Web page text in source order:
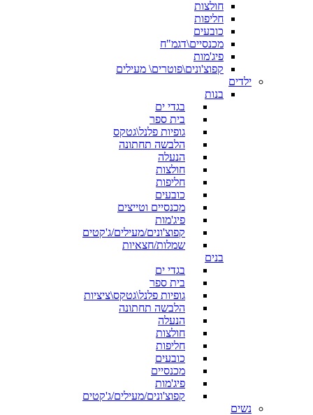
חולצות
חליפות
כובעים
מכנסיים\דגמ"ח
פיג'מות
קפוצ'ונים\פוטרים\ מעילים
ילדים
בנות
בגדי ים
בית ספר
גופיות פלנל\גטקס
הלבשה תחתונה
הנעלה
חולצות
חליפות
כובעים
מכנסיים וטייצים
פיג'מות
קפוצ'ונים/מעילים/ג'קטים
שמלות/חצאיות
בנים
בגדי ים
בית ספר
גופיות פלנל\גטקס\ציציות
הלבשה תחתונה
הנעלה
חולצות
חליפות
כובעים
מכנסיים
פיג'מות
קפוצ'ונים/מעילים/ג'קטים
נשים